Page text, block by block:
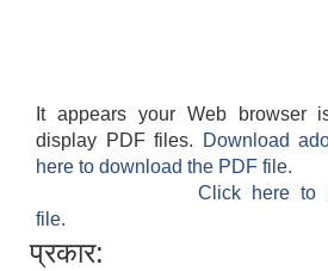
It appears your Web browser
display PDF files.
Download
here to download the PDF file.
Click here to
file.
प्रकार: